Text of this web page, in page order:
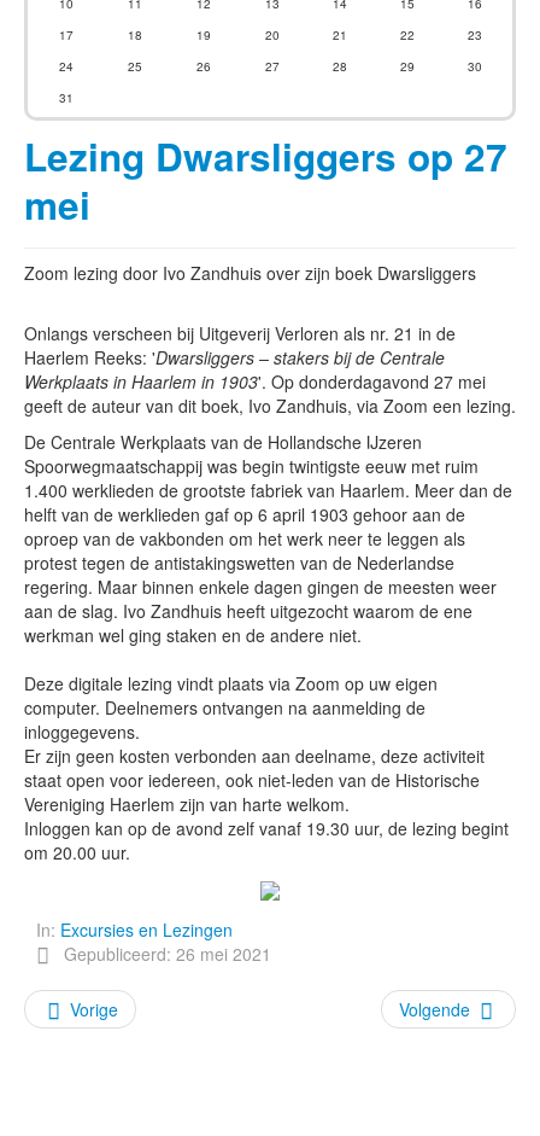
10
11 12 13 14 15
16
17
18 19 20 21 22
23
24
25 26 27 28 29
30
31
Lezing Dwarsliggers op 27
mei
Zoom lezing door Ivo Zandhuis over zijn boek Dwarsliggers
Onlangs verscheen bij Uitgeverij Verloren als nr. 21 in de
Haerlem Reeks: 'Dwarsliggers – stakers bij de Centrale
Werkplaats in Haarlem in 1903'. Op donderdagavond 27 mei
geeft de auteur van dit boek, Ivo Zandhuis, via Zoom een lezing.
De Centrale Werkplaats van de Hollandsche IJzeren
Spoorwegmaatschappij was begin twintigste eeuw met ruim
1.400 werklieden de grootste fabriek van Haarlem. Meer dan de
helft van de werklieden gaf op 6 april 1903 gehoor aan de
oproep van de vakbonden om het werk neer te leggen als
protest tegen de antistakingswetten van de Nederlandse
regering. Maar binnen enkele dagen gingen de meesten weer
aan de slag. Ivo Zandhuis heeft uitgezocht waarom de ene
werkman wel ging staken en de andere niet.
Deze digitale lezing vindt plaats via Zoom op uw eigen
computer. Deelnemers ontvangen na aanmelding de
inloggegevens.
Er zijn geen kosten verbonden aan deelname, deze activiteit
staat open voor iedereen, ook niet-leden van de Historische
Vereniging Haerlem zijn van harte welkom.
Inloggen kan op de avond zelf vanaf 19.30 uur, de lezing begint
om 20.00 uur.
In: Excursies en Lezingen
Gepubliceerd: 26 mei 2021
Vorige Volgende